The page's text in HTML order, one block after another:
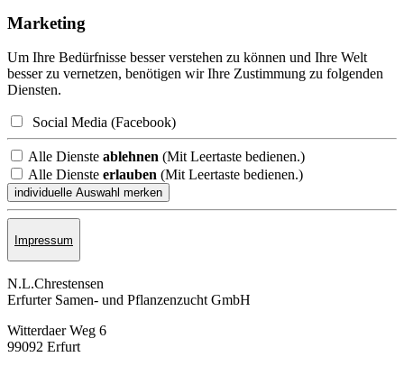
Marketing
Um Ihre Bedürfnisse besser verstehen zu können und Ihre Welt
besser zu vernetzen, benötigen wir Ihre Zustimmung zu folgenden
Diensten.
Social Media (Facebook)
Alle Dienste ablehnen (Mit Leertaste bedienen.)
Alle Dienste erlauben (Mit Leertaste bedienen.)
Impressum
N.L.Chrestensen
Erfurter Samen- und Pflanzen­zucht GmbH
Witterdaer Weg 6
99092 Erfurt